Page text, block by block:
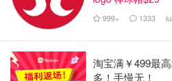
咽喉肿痛
快
999+ 1333
淘宝满￥499最
多！手慢无！